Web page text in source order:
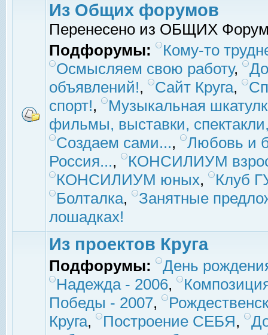
Из Общих форумов
Перенесено из ОБЩИХ
Подфорумы:
Кому-то
Осмысляем свою работу,
объявлений!, Сайт Круга,
спорт!,
Музыкальная
фильмы, выставки,
Создаем сами...,
Любовь и
Россия...,
КОНСИЛИУМ
КОНСИЛИУМ юных,
Клуб
Болталка,
Занятные
лошадках!
Из проектов Круга
Подфорумы:
День
Надежда - 2006,
Победы - 2007,
Круга, Построение СЕБЯ,